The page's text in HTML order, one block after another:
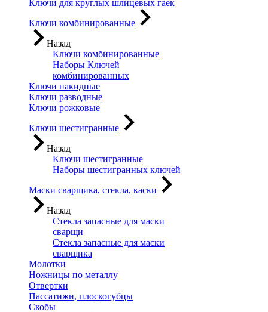
Ключи для круглых шлицевых гаек
Ключи комбинированные
Назад
Ключи комбинированные
Наборы Ключей
комбинированных
Ключи накидные
Ключи разводные
Ключи рожковые
Ключи шестигранные
Назад
Ключи шестигранные
Наборы шестигранных ключей
Маски сварщика, стекла, каски
Назад
Стекла запасные для маски
сварщи
Стекла запасные для маски
сварщика
Молотки
Ножницы по металлу
Отвертки
Пассатижи, плоскогубцы
Скобы